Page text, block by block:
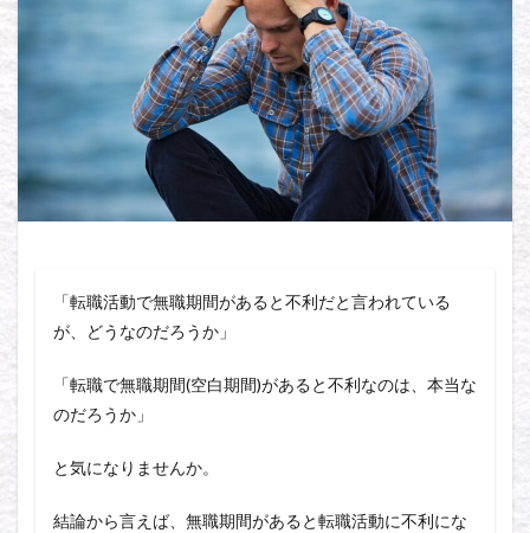
「転職活動で無職期間があると不利だと言われている
が、どうなのだろうか」
「転職で無職期間(空白期間)があると不利なのは、本当な
のだろうか」
と気になりませんか。
結論から言えば、無職期間があると転職活動に不利にな